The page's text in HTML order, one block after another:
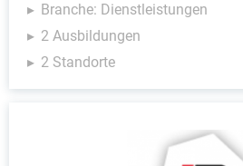
Branche: Dienstleistungen
2 Ausbildungen
2 Standorte